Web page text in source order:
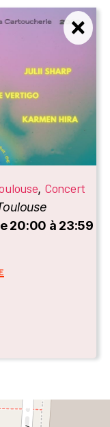
, Concert
20:00 à 23:59